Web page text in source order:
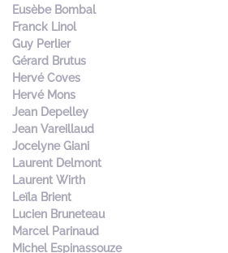
Eusèbe Bombal
Franck Linol
Guy Perlier
Gérard Brutus
Hervé Coves
Hervé Mons
Jean Depelley
Jean Vareillaud
Jocelyne Giani
Laurent Delmont
Laurent Wirth
Leïla Brient
Lucien Bruneteau
Marcel Parinaud
Michel Espinassouze